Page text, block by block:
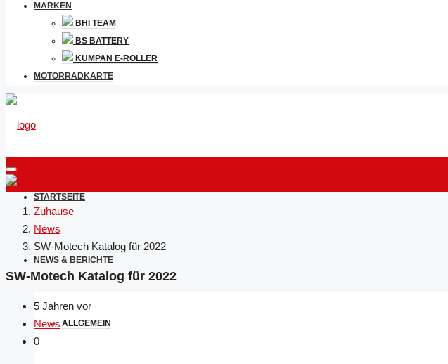
MARKEN
BHI TEAM
BS BATTERY
KUMPAN E-ROLLER
MOTORRADKARTE
STARTSEITE
NEWS & BERICHTE
ALLGEMEIN
Zuhause
News
SW-Motech Katalog für 2022
SW-Motech Katalog für 2022
5 Jahren vor
News
0